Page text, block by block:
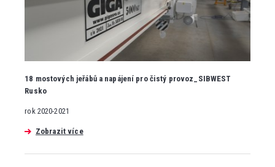
18 mostových jeřábů a napájení pro čistý provoz_SIBWEST
Rusko
rok 2020-2021
Zobrazit více